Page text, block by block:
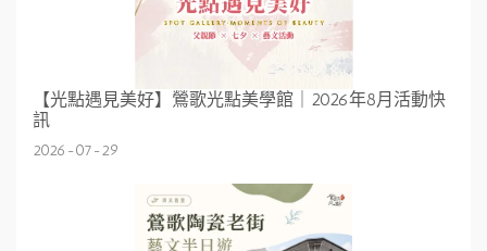
【光點遇見美好】鶯歌光點美學館｜2026年8月活動快
訊
2026-07-29